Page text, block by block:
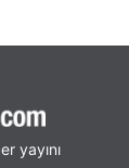
yayını